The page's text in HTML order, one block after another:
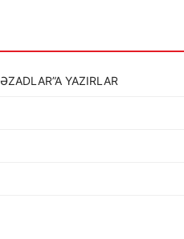
YAZIRLAR